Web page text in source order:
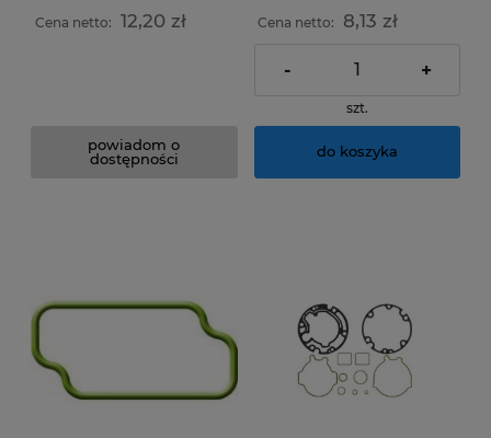
Cena netto: 12,20 zł
powiadom o
dostępności
Cena netto: 8,13 zł
- +
szt.
do koszyka